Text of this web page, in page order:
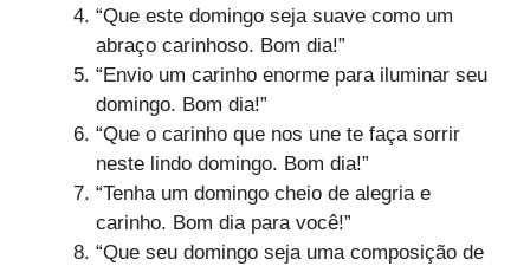
“Que este domingo seja suave como um
abraço carinhoso. Bom dia!”
“Envio um carinho enorme para iluminar seu
domingo. Bom dia!”
“Que o carinho que nos une te faça sorrir
neste lindo domingo. Bom dia!”
“Tenha um domingo cheio de alegria e
carinho. Bom dia para você!”
“Que seu domingo seja uma composição de